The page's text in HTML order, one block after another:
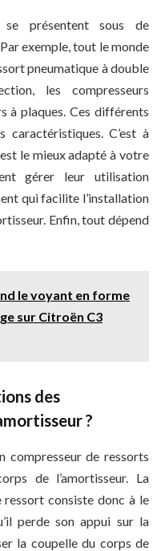
se présentent sous de
exemple, tout le monde
pneumatique à double
les compresseurs
à plaques. Ces différents
caractéristiques. C’est à
le mieux adapté à votre
gérer leur utilisation
qui facilite l’installation
Enfin, tout dépend
le voyant en forme
sur Citroën C3
des
?
compresseur de ressorts
de l’amortisseur. La
consiste donc à le
perde son appui sur la
la coupelle du corps de